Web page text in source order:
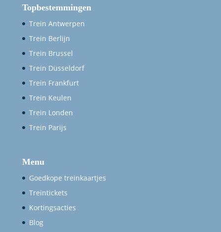
Topbestemmingen
Trein Antwerpen
Trein Berlijn
Trein Brussel
Trein Düsseldorf
Trein Frankfurt
Trein Keulen
Trein Londen
Trein Parijs
Menu
Goedkope treinkaartjes
Treintickets
Kortingsacties
Blog